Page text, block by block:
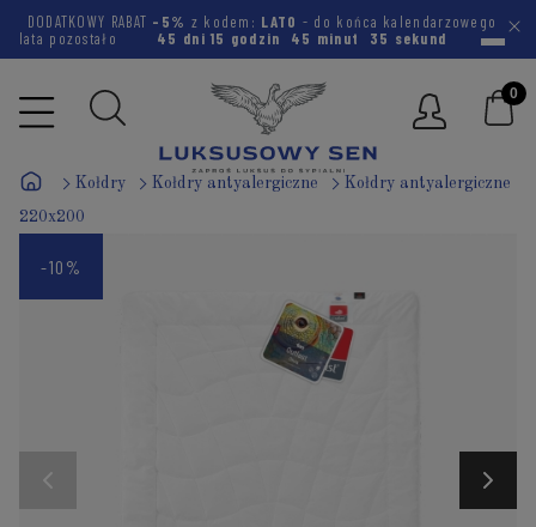
DODATKOWY RABAT -5% z kodem: LATO - do końca kalendarzowego
lata pozostało
45 dni 15 godzin 45 minut 34 sekundy
Kołdry Kołdry antyalergiczne Kołdry antyalergiczne
220x200
-10%